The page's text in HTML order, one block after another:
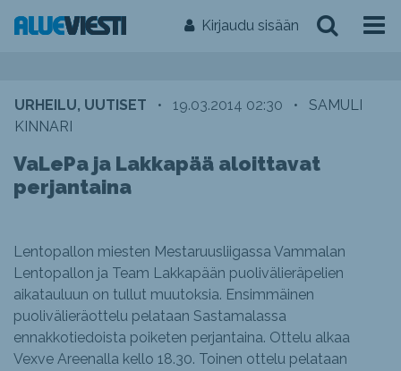
Kirjaudu sisään
URHEILU, UUTISET • 19.03.2014 02:30 •
SAMULI
KINNARI
VaLePa ja Lakkapää aloittavat
perjantaina
Lentopallon miesten Mestaruusliigassa Vammalan
Lentopallon ja Team Lakkapään puolivälieräpelien
aikatauluun on tullut muutoksia. Ensimmäinen
puolivälieräottelu pelataan Sastamalassa
ennakkotiedoista poiketen perjantaina. Ottelu alkaa
Vexve Areenalla kello 18.30. Toinen ottelu pelataan